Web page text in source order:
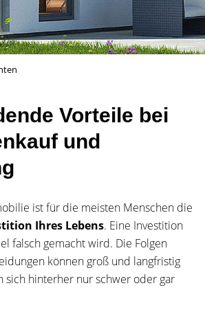
Vorteile bei
und
ist für die meisten Menschen die
Ihres Lebens. Eine Investition
falsch gemacht wird. Die Folgen
können groß und langfristig
sich hinterher nur schwer oder gar